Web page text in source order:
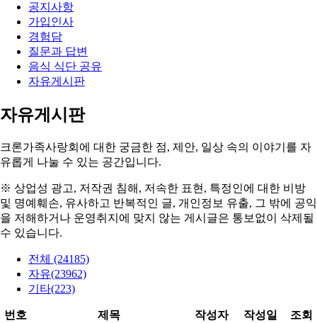
공지사항
가입인사
경험담
질문과 답변
음식 식단 공유
자유게시판
자유게시판
크론가족사랑회에 대한 궁금한 점, 제안, 일상 속의 이야기를 자
유롭게 나눌 수 있는 공간입니다.
※ 상업성 광고, 저작권 침해, 저속한 표현, 특정인에 대한 비방
및 명예훼손, 유사하고 반복적인 글, 개인정보 유출, 그 밖에 공익
을 저해하거나 운영취지에 맞지 않는 게시글은 통보없이 삭제될
수 있습니다.
전체 (24185)
자유(23962)
기타(223)
번호 제목 작성자 작성일
조회